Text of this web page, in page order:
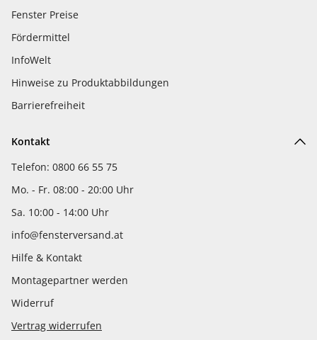
Fenster Preise
Fördermittel
InfoWelt
Hinweise zu Produktabbildungen
Barrierefreiheit
Kontakt
Telefon: 0800 66 55 75
Mo. - Fr. 08:00 - 20:00 Uhr
Sa. 10:00 - 14:00 Uhr
info@fensterversand.at
Hilfe & Kontakt
Montagepartner werden
Widerruf
Vertrag widerrufen